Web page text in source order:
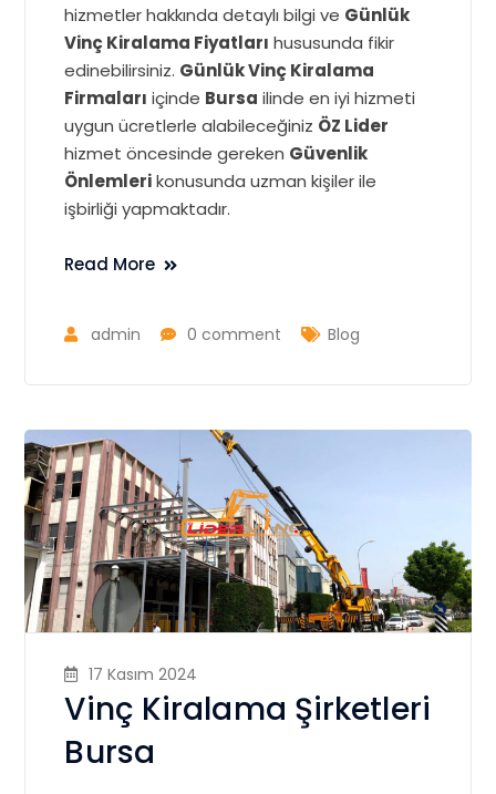
hizmetler hakkında detaylı bilgi ve Günlük
Vinç Kiralama Fiyatları hususunda fikir
edinebilirsiniz. Günlük Vinç Kiralama
Firmaları içinde Bursa ilinde en iyi hizmeti
uygun ücretlerle alabileceğiniz ÖZ Lider
hizmet öncesinde gereken Güvenlik
Önlemlerikonusunda uzman kişiler ile
işbirliği yapmaktadır.
Read More
admin 0 comment Blog
17 Kasım 2024
Vinç Kiralama Şirketleri
Bursa